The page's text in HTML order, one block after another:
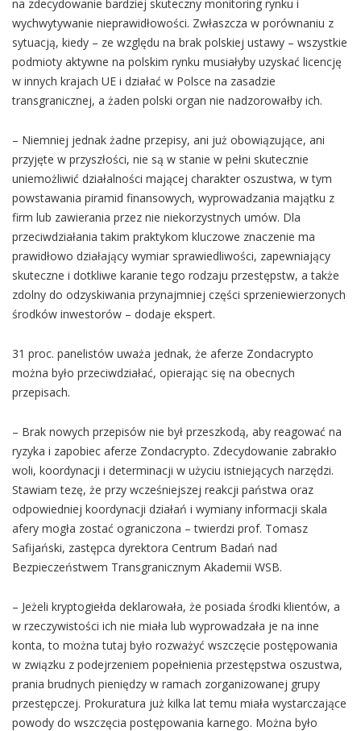
na zdecydowanie bardziej skuteczny monitoring rynku i
wychwytywanie nieprawidłowości. Zwłaszcza w porównaniu z
sytuacją, kiedy – ze względu na brak polskiej ustawy – wszystkie
podmioty aktywne na polskim rynku musiałyby uzyskać licencję
w innych krajach UE i działać w Polsce na zasadzie
transgranicznej, a żaden polski organ nie nadzorowałby ich.
– Niemniej jednak żadne przepisy, ani już obowiązujące, ani
przyjęte w przyszłości, nie są w stanie w pełni skutecznie
uniemożliwić działalności mającej charakter oszustwa, w tym
powstawania piramid finansowych, wyprowadzania majątku z
firm lub zawierania przez nie niekorzystnych umów. Dla
przeciwdziałania takim praktykom kluczowe znaczenie ma
prawidłowo działający wymiar sprawiedliwości, zapewniający
skuteczne i dotkliwe karanie tego rodzaju przestępstw, a także
zdolny do odzyskiwania przynajmniej części sprzeniewierzonych
środków inwestorów – dodaje ekspert.
31 proc. panelistów uważa jednak, że aferze Zondacrypto
można było przeciwdziałać, opierając się na obecnych
przepisach.
– Brak nowych przepisów nie był przeszkodą, aby reagować na
ryzyka i zapobiec aferze Zondacrypto. Zdecydowanie zabrakło
woli, koordynacji i determinacji w użyciu istniejących narzędzi.
Stawiam tezę, że przy wcześniejszej reakcji państwa oraz
odpowiedniej koordynacji działań i wymiany informacji skala
afery mogła zostać ograniczona – twierdzi prof. Tomasz
Safijański, zastępca dyrektora Centrum Badań nad
Bezpieczeństwem Transgranicznym Akademii WSB.
– Jeżeli kryptogiełda deklarowała, że posiada środki klientów, a
w rzeczywistości ich nie miała lub wyprowadzała je na inne
konta, to można tutaj było rozważyć wszczęcie postępowania
w związku z podejrzeniem popełnienia przestępstwa oszustwa,
prania brudnych pieniędzy w ramach zorganizowanej grupy
przestępczej. Prokuratura już kilka lat temu miała wystarczające
powody do wszczęcia postępowania karnego. Można było